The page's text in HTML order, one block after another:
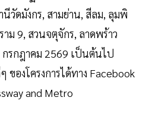
วัดมังกร, สามย่าน, สีลม, ลุมพิ
ม 9, สวนจตุจักร, ลาดพร้าว
รกฎาคม 2569 เป็นต้นไป
ของโครงการได้ทาง Facebook
and Metro